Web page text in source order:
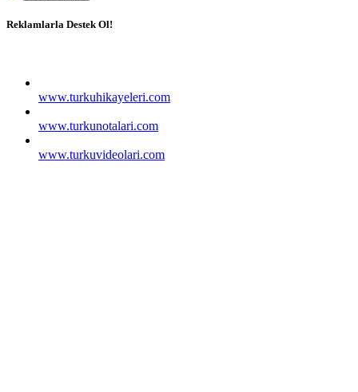
Reklamlarla Destek Ol!
www.turkuhikayeleri.com
www.turkunotalari.com
www.turkuvideolari.com